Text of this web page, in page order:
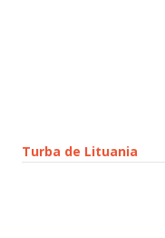
Turba de Lituania